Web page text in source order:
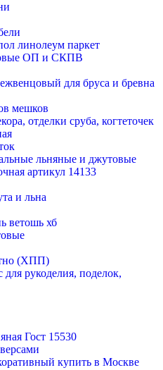
линолеум паркет
ОП и СКПВ
для бруса и бревна
мешков
отделки сруба, когтеточек
льняные и джутовые
артикул 14133
и льна
ветошь хб
(ХПП)
рукоделия, поделок,
Гост 15530
купить в Москве